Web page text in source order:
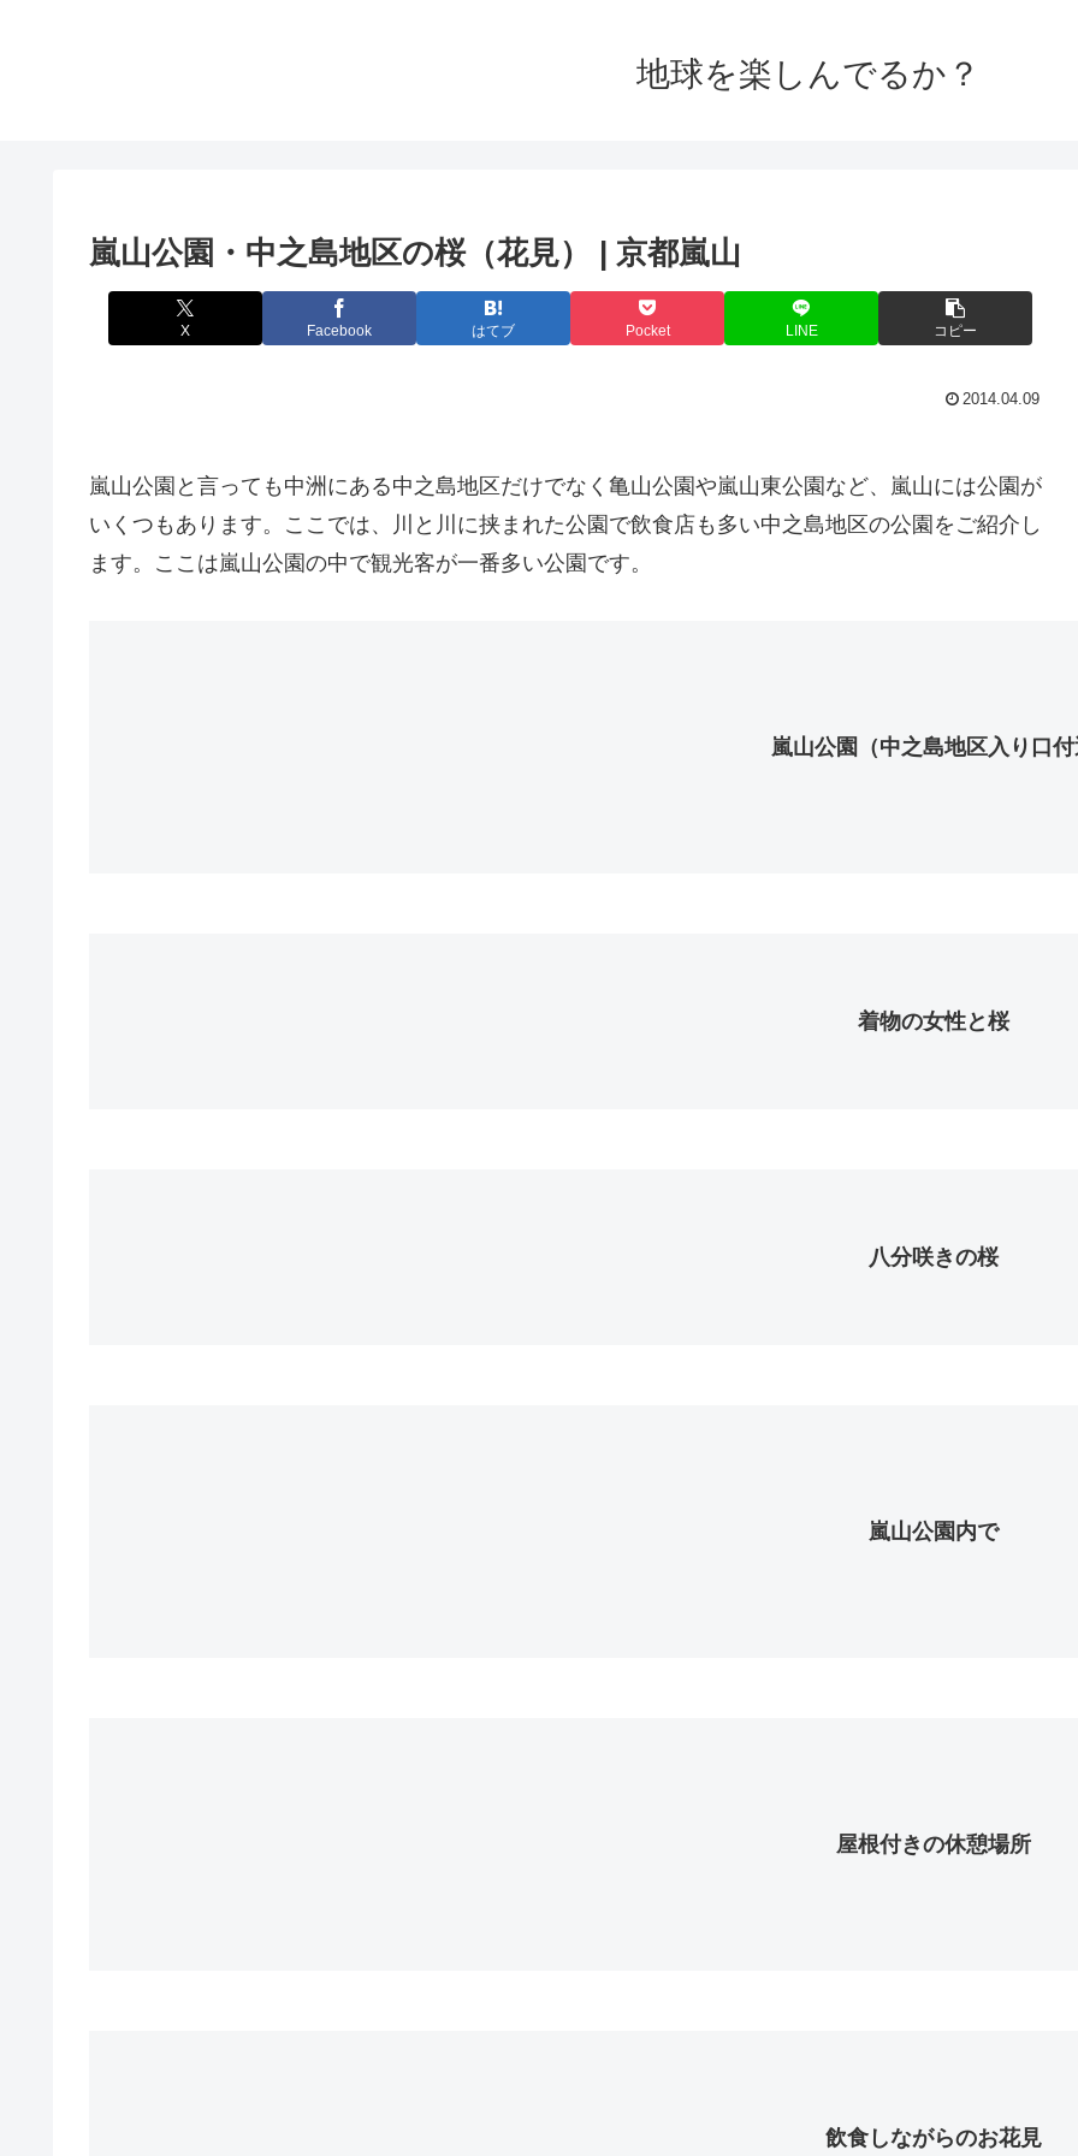
地球を楽しんでるか？
嵐山公園・中之島地区の桜（花見） | 京都嵐山
X Facebook はてブ Pocket LINE コピー
2014.04.09
嵐山公園と言っても中洲にある中之島地区だけでなく亀山公園や嵐山東公園など、嵐山には公園が
いくつもあります。ここでは、川と川に挟まれた公園で飲食店も多い中之島地区の公園をご紹介し
ます。ここは嵐山公園の中で観光客が一番多い公園です。
嵐山公園（中之島地区入り口
着物の女性と桜
八分咲きの桜
嵐山公園内で
屋根付きの休憩場所
飲食しながらのお花見